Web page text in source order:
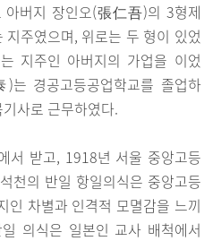
아버지 장인오(張仁吾)의 3형제
주였으며, 위로는 두 형이 있었
지주인 아버지의 가업을 이었
경공고등공업학교를 졸업하
사로 근무하였다.
서 받고, 1918년 서울 중앙고등
천의 반일 항일의식은 중앙고등
인 차별과 인격적 모멸감을 느끼
의식은 일본인 교사 배척에서